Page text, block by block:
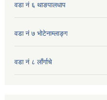
वडा नं ६ थाङपालधाप
वडा नं ७ भाेटेनाम्लाङ्ग
वडा नं ८ लाँर्गाचे